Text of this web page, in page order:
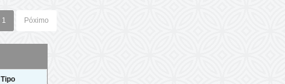
1 Póximo
Tipo